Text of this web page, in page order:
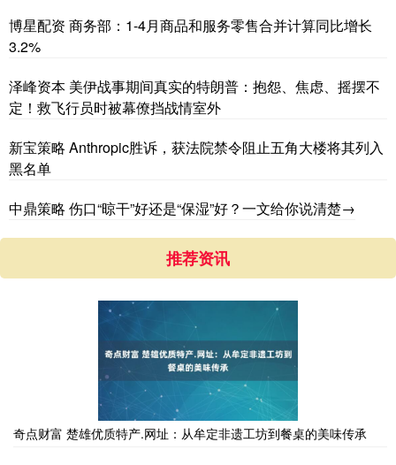
博星配资 商务部：1-4月商品和服务零售合并计算同比增长
3.2%
泽峰资本 美伊战事期间真实的特朗普：抱怨、焦虑、摇摆不
定！救飞行员时被幕僚挡战情室外
新宝策略 Anthropic胜诉，获法院禁令阻止五角大楼将其列入
黑名单
中鼎策略 伤口“晾干”好还是“保湿”好？一文给你说清楚→
推荐资讯
奇点财富 楚雄优质特产.网址：从牟定非遗工坊到餐桌的美味传承